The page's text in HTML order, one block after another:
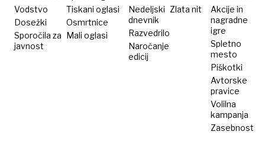
eksotiko
Vodstvo
Dosežki
Sporočila za
javnost
Tiskani oglasi
Osmrtnice
Mali oglasi
Nedeljski
dnevnik
Razvedrilo
Naročanje
edicij
Zlata nit
Akcije in
nagradne
igre
Spletno
mesto
Piškotki
Avtorske
pravice
Volilna
kampanja
Zasebnost